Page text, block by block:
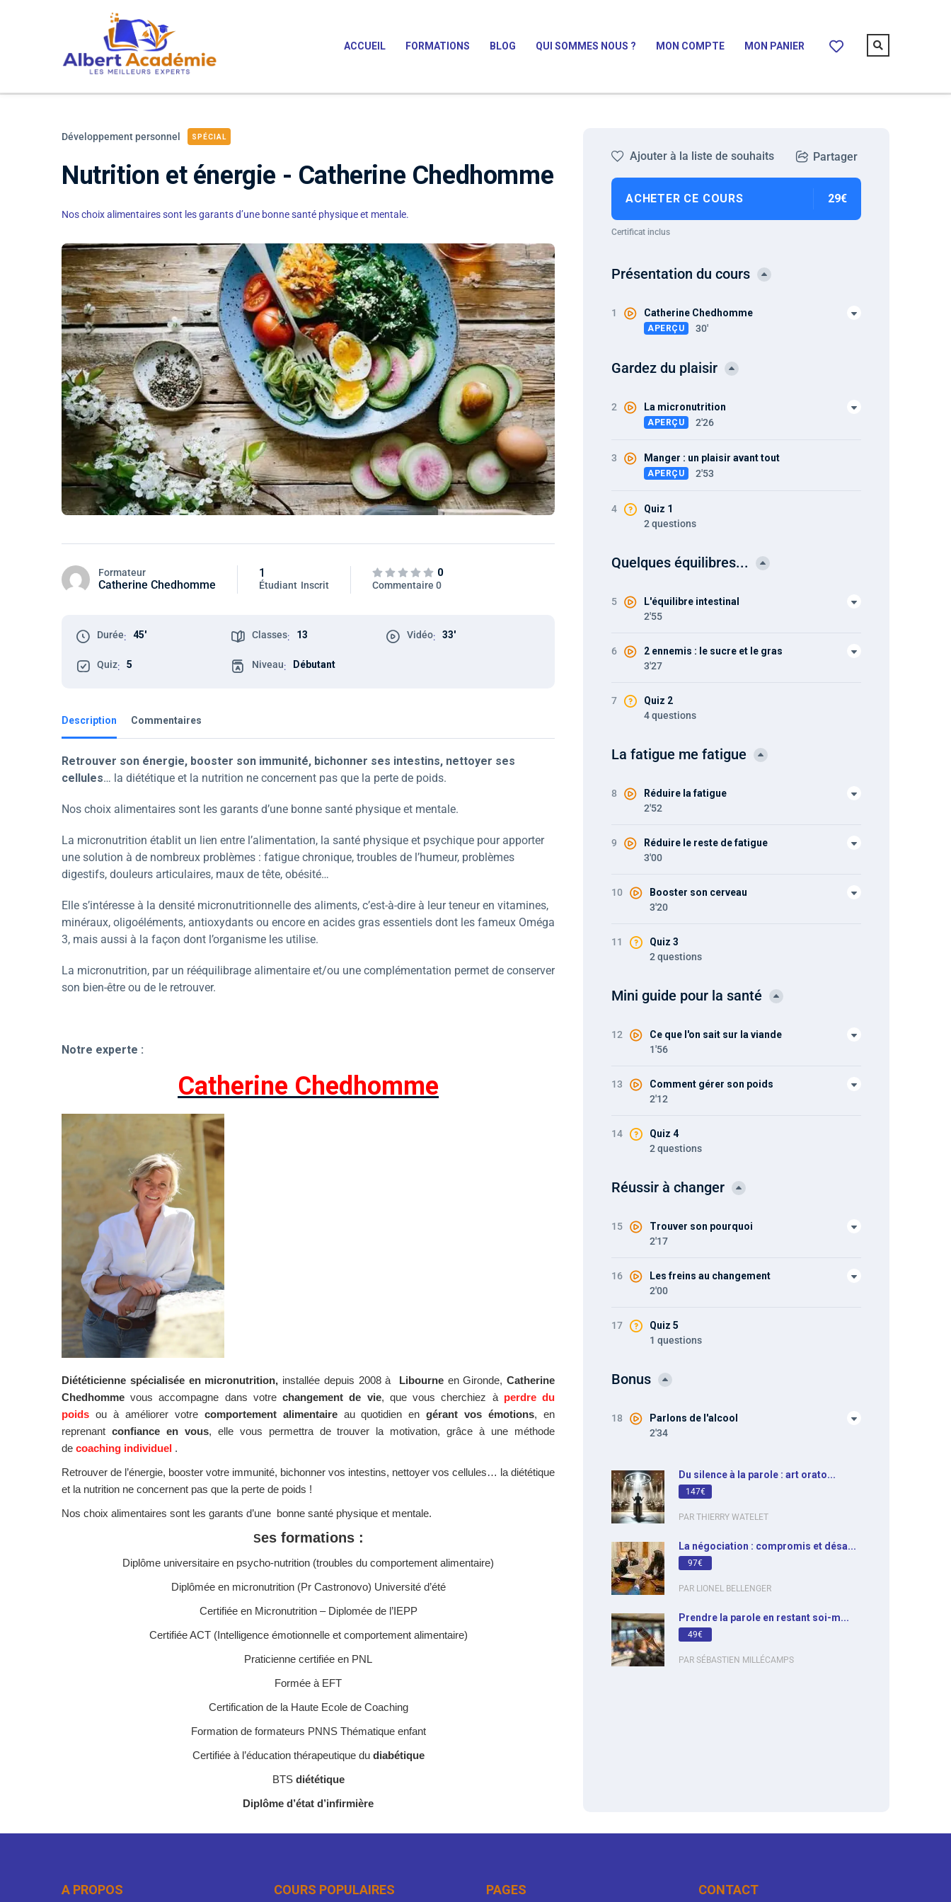
ACCUEIL FORMATIONS BLOG QUI SOMMES NOUS ? MON COMPTE MON PANIER
Développement personnel SPÉCIAL
Nutrition et énergie - Catherine Chedhomme
Nos choix alimentaires sont les garants d’une bonne santé physique et mentale.
Formateur
Catherine Chedhomme
1
Étudiant Inscrit
0
Commentaire 0
Durée: 45' Classes: 13 Vidéo: 33'
Quiz: 5 Niveau: Débutant
Description Commentaires
Retrouver son énergie, booster son immunité, bichonner ses intestins, nettoyer ses
cellules… la diététique et la nutrition ne concernent pas que la perte de poids.
Nos choix alimentaires sont les garants d’une bonne santé physique et mentale.
La micronutrition établit un lien entre l’alimentation, la santé physique et psychique pour apporter
une solution à de nombreux problèmes : fatigue chronique, troubles de l’humeur, problèmes
digestifs, douleurs articulaires, maux de tête, obésité…
Elle s’intéresse à la densité micronutritionnelle des aliments, c’est-à-dire à leur teneur en vitamines,
minéraux, oligoéléments, antioxydants ou encore en acides gras essentiels dont les fameux Oméga
3, mais aussi à la façon dont l’organisme les utilise.
La micronutrition, par un rééquilibrage alimentaire et/ou une complémentation permet de conserver
son bien-être ou de le retrouver.
Notre experte :
Catherine Chedhomme
Diététicienne spécialisée en micronutrition, installée depuis 2008 à Libourneen Gironde,Catherine
Chedhomme vous accompagne dans votrechangement de vie, que vous cherchiez à perdre du
poids ou à améliorer votre comportement alimentaireau quotidien engérant vos émotions, en
reprenant confiance en vous, elle vous permettra de trouver la motivation, grâce à une méthode
de coaching individuel .
Retrouver de l’énergie, booster votre immunité, bichonner vos intestins, nettoyer vos cellules… la diététique
et la nutrition ne concernent pas que la perte de poids !
Nos choix alimentaires sont les garants d’une bonne santé physique et mentale.
Ses formations :
Diplôme universitaire en psycho-nutrition (troubles du comportement alimentaire)
Diplômée en micronutrition (Pr Castronovo) Université d’été
Certifiée en Micronutrition – Diplomée de l’IEPP
Certifiée ACT (Intelligence émotionnelle et comportement alimentaire)
Praticienne certifiée en PNL
Formée à EFT
Certification de la Haute Ecole de Coaching
Formation de formateurs PNNS Thématique enfant
Certifiée à l’éducation thérapeutique du diabétique
BTS diététique
Diplôme d’état d’infirmière
Ajouter à la liste de souhaits Partager
ACHETER CE COURS 29€
Certificat inclus
Présentation du cours
1 Catherine Chedhomme
APERÇU 30'
Gardez du plaisir
2 La micronutrition
APERÇU 2'26
3 Manger : un plaisir avant tout
APERÇU 2'53
4
Quiz 1
2 questions
Quelques équilibres...
5
L'équilibre intestinal
2'55
6
2 ennemis : le sucre et le gras
3'27
7
Quiz 2
4 questions
La fatigue me fatigue
8
Réduire la fatigue
2'52
9
Réduire le reste de fatigue
3'00
10
Booster son cerveau
3'20
11
Quiz 3
2 questions
Mini guide pour la santé
12
Ce que l'on sait sur la viande
1'56
13
Comment gérer son poids
2'12
14
Quiz 4
2 questions
Réussir à changer
15
Trouver son pourquoi
2'17
16
Les freins au changement
2'00
17
Quiz 5
1 questions
Bonus
18
Parlons de l'alcool
2'34
Du silence à la parole : art orato...
147€
PAR THIERRY WATELET
La négociation : compromis et désa...
97€
PAR LIONEL BELLENGER
Prendre la parole en restant soi-m...
49€
PAR SÉBASTIEN MILLÉCAMPS
A PROPOS COURS POPULAIRES PAGES CONTACT